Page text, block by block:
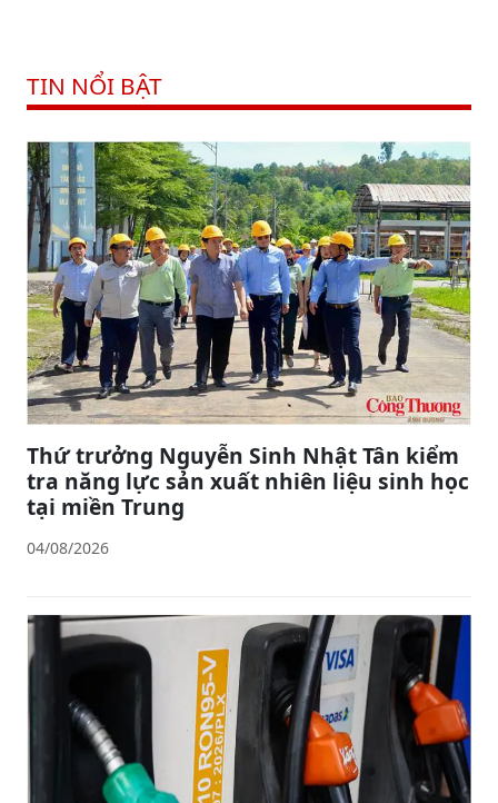
TIN NỔI BẬT
Thứ trưởng Nguyễn Sinh Nhật Tân kiểm
tra năng lực sản xuất nhiên liệu sinh học
tại miền Trung
04/08/2026